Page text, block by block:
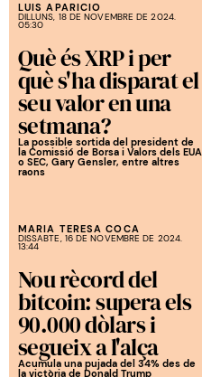
LUIS APARICIO
DILLUNS, 18 DE NOVEMBRE DE 2024.
05:30
Què és XRP i per
què s'ha disparat el
seu valor en una
setmana?
La possible sortida del president de
la Comissió de Borsa i Valors dels EUA
o SEC, Gary Gensler, entre altres
raons
MARIA TERESA COCA
DISSABTE, 16 DE NOVEMBRE DE 2024.
13:44
Nou rècord del
bitcoin: supera els
90.000 dòlars i
segueix a l'alça
Acumula una pujada del 34% des de
la victòria de Donald Trump